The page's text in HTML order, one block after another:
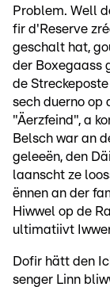
Problem. Well
fir d'Reserve
geschalt hat,
der Boxegaass
de
sech duerno op
"Äerzfeind", a
Belsch war an
geleeën, den
laanscht ze
ënnen an der
Hiwwel op de
ultimatiivt
Dofir hätt den
senger Linn